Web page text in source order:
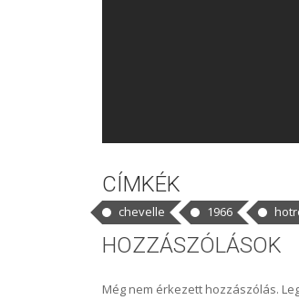
CÍMKÉK
chevelle 1966
HOZZÁSZÓLÁSOK
Még nem érkezett hozzászólás.